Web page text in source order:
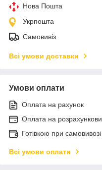
Нова Пошта
Укрпошта
Самовивіз
Всі умови доставки
Умови оплати
Оплата на рахунок
Оплата на
Готівкою при
Всі умови оплати